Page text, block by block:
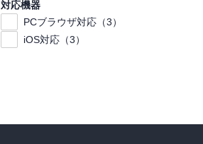
対応機器
PCブラウザ対応（3）
iOS対応（3）